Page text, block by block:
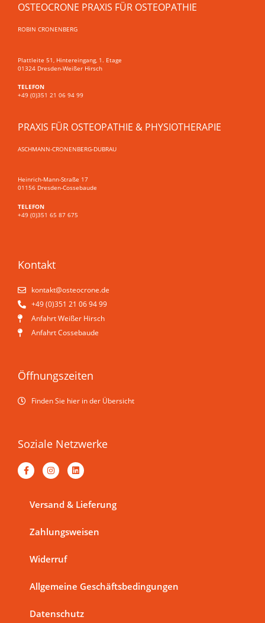
OSTEOCRONE PRAXIS FÜR OSTEOPATHIE
ROBIN CRONENBERG
Plattleite 51, Hintereingang, 1. Etage
01324 Dresden-Weißer Hirsch
TELEFON
+49 (0)351 21 06 94 99
PRAXIS FÜR OSTEOPATHIE & PHYSIOTHERAPIE
ASCHMANN-CRONENBERG-DUBRAU
Heinrich-Mann-Straße 17
01156 Dresden-Cossebaude
TELEFON
+49 (0)351 65 87 675
Kontakt
kontakt@osteo­crone.de
+49 (0)351 21 06 94 99
Anfahrt Weißer Hirsch
Anfahrt Cossebaude
Öffnungszeiten
Finden Sie hier in der Übersicht
Soziale Netzwerke
F
a
c
b
I
n
s
g
m
L
i
n
e
d
Versand & Lieferung
Zahlungsweisen
Widerruf
Allgemeine Geschäftsbedingungen
Datenschutz